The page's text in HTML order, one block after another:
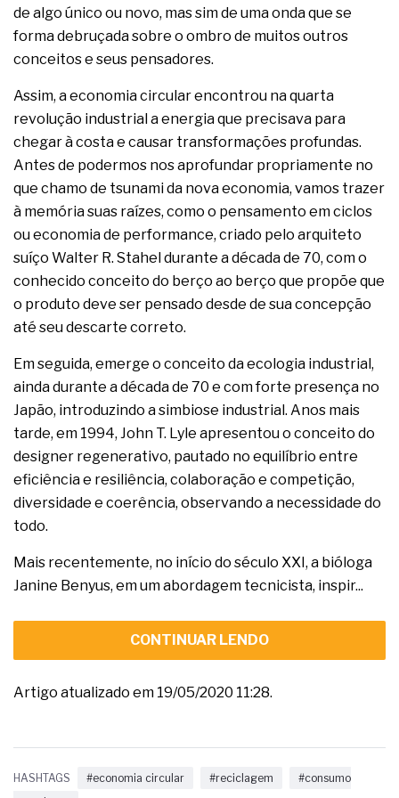
de algo único ou novo, mas sim de uma onda que se
forma debruçada sobre o ombro de muitos outros
conceitos e seus pensadores.
Assim, a economia circular encontrou na quarta
revolução industrial a energia que precisava para
chegar à costa e causar transformações profundas.
Antes de podermos nos aprofundar propriamente no
que chamo de tsunami da nova economia, vamos trazer
à memória suas raízes, como o pensamento em ciclos
ou economia de performance, criado pelo arquiteto
suíço Walter R. Stahel durante a década de 70, com o
conhecido conceito do berço ao berço que propõe que
o produto deve ser pensado desde de sua concepção
até seu descarte correto.
Em seguida, emerge o conceito da ecologia industrial,
ainda durante a década de 70 e com forte presença no
Japão, introduzindo a simbiose industrial. Anos mais
tarde, em 1994, John T. Lyle apresentou o conceito do
designer regenerativo, pautado no equilíbrio entre
eficiência e resiliência, colaboração e competição,
diversidade e coerência, observando a necessidade do
todo.
Mais recentemente, no início do século XXI, a bióloga
Janine Benyus, em um abordagem tecnicista, inspir...
CONTINUAR LENDO
Artigo atualizado em 19/05/2020 11:28.
HASHTAGS #economia circular #reciclagem
#consumo